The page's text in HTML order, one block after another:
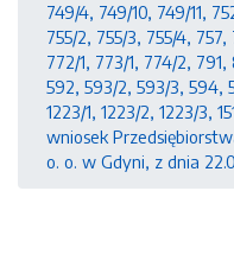
749/4, 749/10, 749/11,
755/2, 755/3, 755/4,
772/1, 773/1, 774/2,
592, 593/2, 593/3, 594,
1223/1, 1223/2, 1223/3,
wniosek
o. o. w Gdyni, z dnia